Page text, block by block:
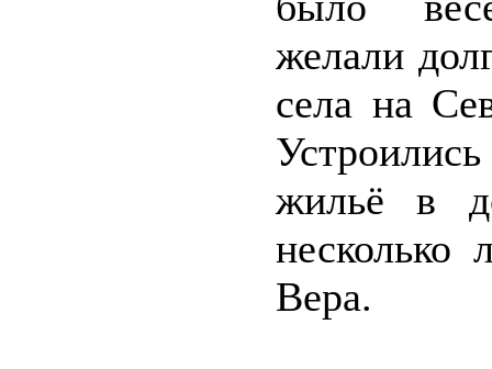
желали
села на
жильё в
несколько
Вера.